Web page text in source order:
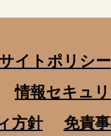
サイトポリシー
情報セキュ
方針
免責